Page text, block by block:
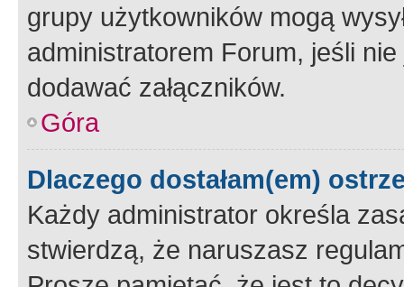
grupy użytkowników mogą
administratorem Forum, jeśli
dodawać załączników.
Góra
Dlaczego dostałam(em)
Każdy administrator określa
stwierdzą, że naruszasz